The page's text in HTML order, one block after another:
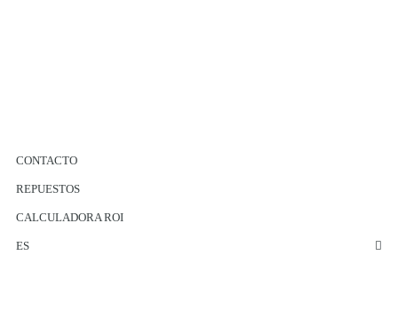
CONTACTO
REPUESTOS
CALCULADORA ROI
ES